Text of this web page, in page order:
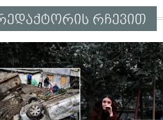
რჩევით